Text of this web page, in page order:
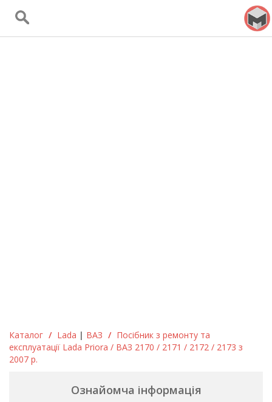
Каталог / Lada | ВАЗ / Посібник з ремонту та
експлуатації Lada Priora / ВАЗ 2170 / 2171 / 2172 / 2173 з
2007 р.
Ознайомча інформація